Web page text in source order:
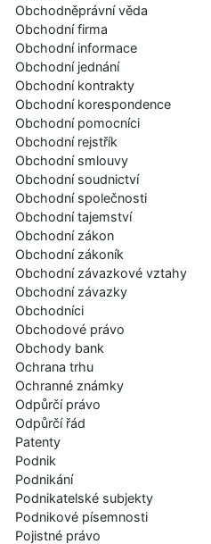
Obchodněprávní věda
Obchodní firma
Obchodní informace
Obchodní jednání
Obchodní kontrakty
Obchodní korespondence
Obchodní pomocníci
Obchodní rejstřík
Obchodní smlouvy
Obchodní soudnictví
Obchodní společnosti
Obchodní tajemství
Obchodní zákon
Obchodní zákoník
Obchodní závazkové vztahy
Obchodní závazky
Obchodníci
Obchodové právo
Obchody bank
Ochrana trhu
Ochranné známky
Odpůrčí právo
Odpůrčí řád
Patenty
Podnik
Podnikání
Podnikatelské subjekty
Podnikové písemnosti
Pojistné právo